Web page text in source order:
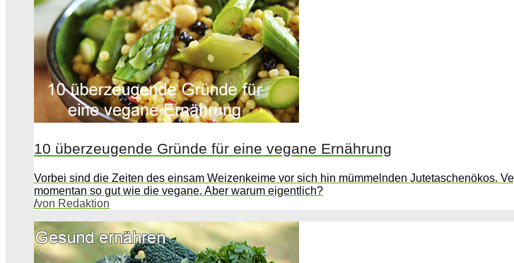
10 überzeugende Gründe für eine vegane Ernährung
Vorbei sind die Zeiten des einsam Weizenkeime vor sich hin mümmelnden Jutetaschenökos.
momentan so gut wie die vegane. Aber warum eigentlich?
/von Redaktion